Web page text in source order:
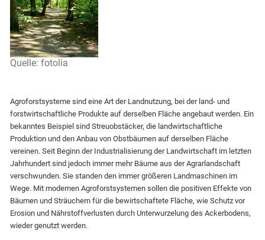
Quelle: fotolia
Agroforstsysteme sind eine Art der Landnutzung, bei der land- und
forstwirtschaftliche Produkte auf derselben Fläche angebaut werden. Ein
bekanntes Beispiel sind Streuobstäcker, die landwirtschaftliche
Produktion und den Anbau von Obstbäumen auf derselben Fläche
vereinen. Seit Beginn der Industrialisierung der Landwirtschaft im letzten
Jahrhundert sind jedoch immer mehr Bäume aus der Agrarlandschaft
verschwunden. Sie standen den immer größeren Landmaschinen im
Wege. Mit modernen Agroforstsystemen sollen die positiven Effekte von
Bäumen und Sträuchern für die bewirtschaftete Fläche, wie Schutz vor
Erosion und Nährstoffverlusten durch Unterwurzelung des Ackerbodens,
wieder genutzt werden.